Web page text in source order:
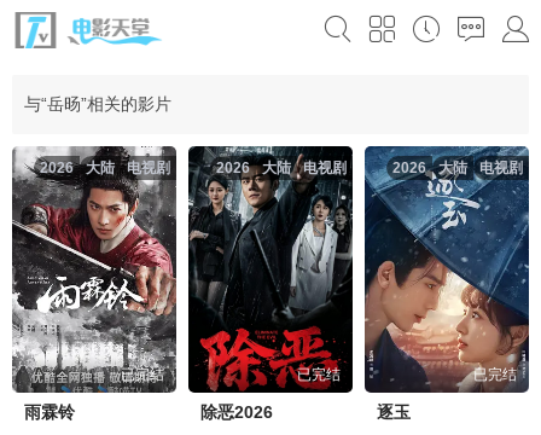
与“岳旸”相关的影片
电视剧
大陆
2026
已完结
雨霖铃
电视剧
大陆
2026
已完结
除恶2026
电视剧
大陆
2026
已完结
逐玉